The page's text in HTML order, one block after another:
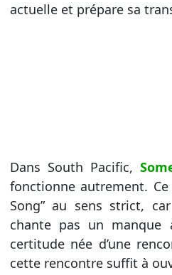
actuelle et prépare sa
Dans South Pacific,
fonctionne autrement.
Song” au sens strict,
chante pas un manque
certitude née d’une
cette rencontre suffit à